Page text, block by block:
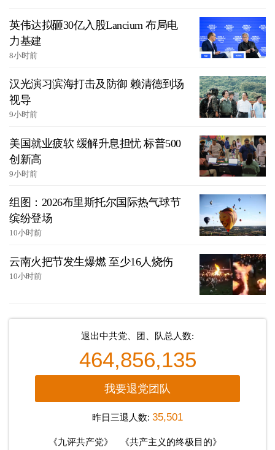
英伟达拟砸30亿入股Lancium 布局电
力基建
8小时前
汉光演习滨海打击及防御 赖清德到场
视导
9小时前
美国就业疲软 缓解升息担忧 标普500
创新高
9小时前
组图：2026布里斯托尔国际热气球节
缤纷登场
10小时前
云南火把节发生爆燃 至少16人烧伤
10小时前
退出中共党、团、队总人数:
464,856,135
我要退党团队
昨日三退人数: 35,501
《九评共产党》
《共产主义的终极目的》